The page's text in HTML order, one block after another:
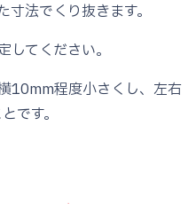
法でくり抜きます。
してください。
10mm程度小さくし、左右
です。